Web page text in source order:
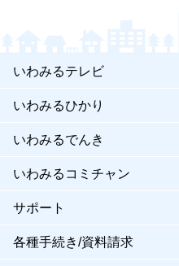
いわみるテレビ
いわみるひかり
いわみるでんき
いわみるコミチャン
サポート
各種手続き/資料請求